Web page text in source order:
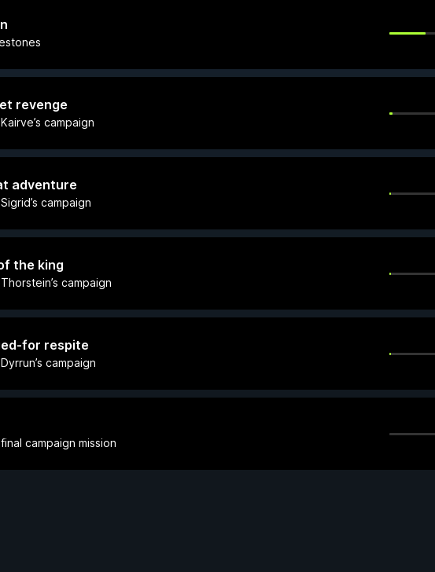
revenge
campaign
adventure
campaign
the king
campaign
for respite
campaign
campaign mission